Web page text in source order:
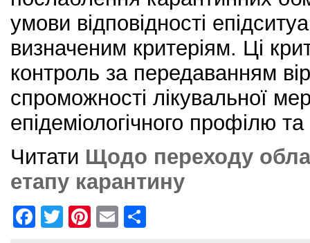
умови відповідності
визначеним критеріям. Ці
контроль за передаванням
спроможності лікувальної
епідеміологічного профілю
Читати Щодо переходу
етапу карантину
F
T
Pi
E